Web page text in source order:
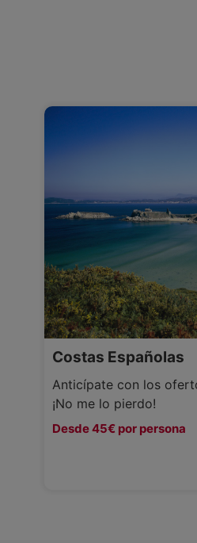
Costas Españolas
Anticípate con los
¡No me lo pierdo!
Desde 45€ por persona